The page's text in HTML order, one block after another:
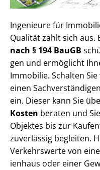
Ingenieure für
Qualität zahlt sich aus.
nach § 194 BauGB
gen und ermöglicht
Immobilie. Schalten
einen
ein. Dieser kann Sie
Kosten beraten und
Objektes bis zur
zuverlässig begleiten.
Verkehrswerte von
i­en­haus oder einer